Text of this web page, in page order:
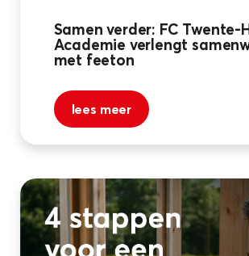
Samen verder: FC Twente-
Academie verlengt
met feeton
lees meer